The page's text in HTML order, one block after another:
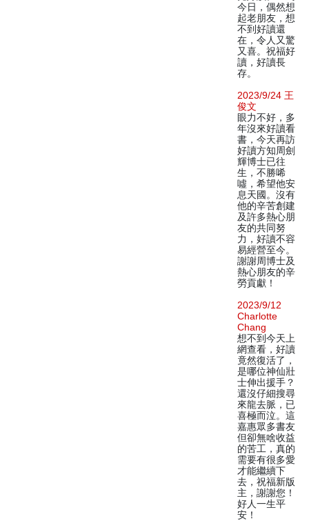
今日，偶然想
起老朋友，想
不到好讀還
在，令人又驚
又喜。祝福好
讀，好讀長
存。
2023/9/24 王
俊文
眼力不好，多
年沒來好讀看
書，今天再訪
好讀方知周劍
輝博士已往
生，不勝唏
噓，希望他安
息天國。沒有
他的辛苦創建
及許多熱心朋
友的共同努
力，好讀不容
易經營至今。
謝謝周博士及
熱心朋友的辛
勞貢獻！
2023/9/12
Charlotte
Chang
想不到今天上
網查看，好讀
竟然復活了，
是哪位神仙壯
士伸出援手？
還沒仔細搜尋
來龍去脈，已
喜極而泣。這
嘉惠眾多書友
但卻無啥收益
的苦工，真的
需要有很多愛
才能繼續下
去，祝福新版
主，謝謝您！
好人一生平
安！